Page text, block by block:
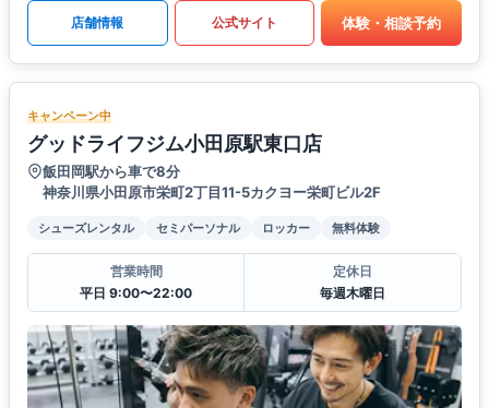
店舗情報 公式サイト 体験・相談予約
キャンペーン中
グッドライフジム小田原駅東口店
飯田岡駅から車で8分
神奈川県小田原市栄町2丁目11-5カクヨー栄町ビル2F
シューズレンタル セミパーソナル ロッカー 無料体験
営業時間
平日 9:00〜22:00
定休日
毎週木曜日